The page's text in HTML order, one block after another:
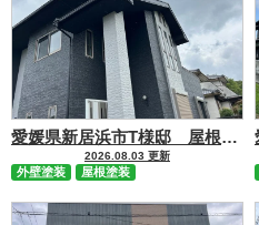
愛媛県新居浜市T様邸 屋根外壁塗装 施工事例
2026.08.03 更新
外壁塗装 屋根塗装